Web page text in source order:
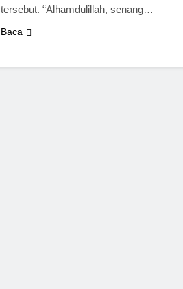
tersebut. “Alhamdulillah, senang…
Baca